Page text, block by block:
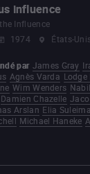
influence
Influence
1974 États-
par James Gray
Agnès Varda Lodge
Wim Wenders
Damien Chazelle
Arslan Elia
Michael Haneke